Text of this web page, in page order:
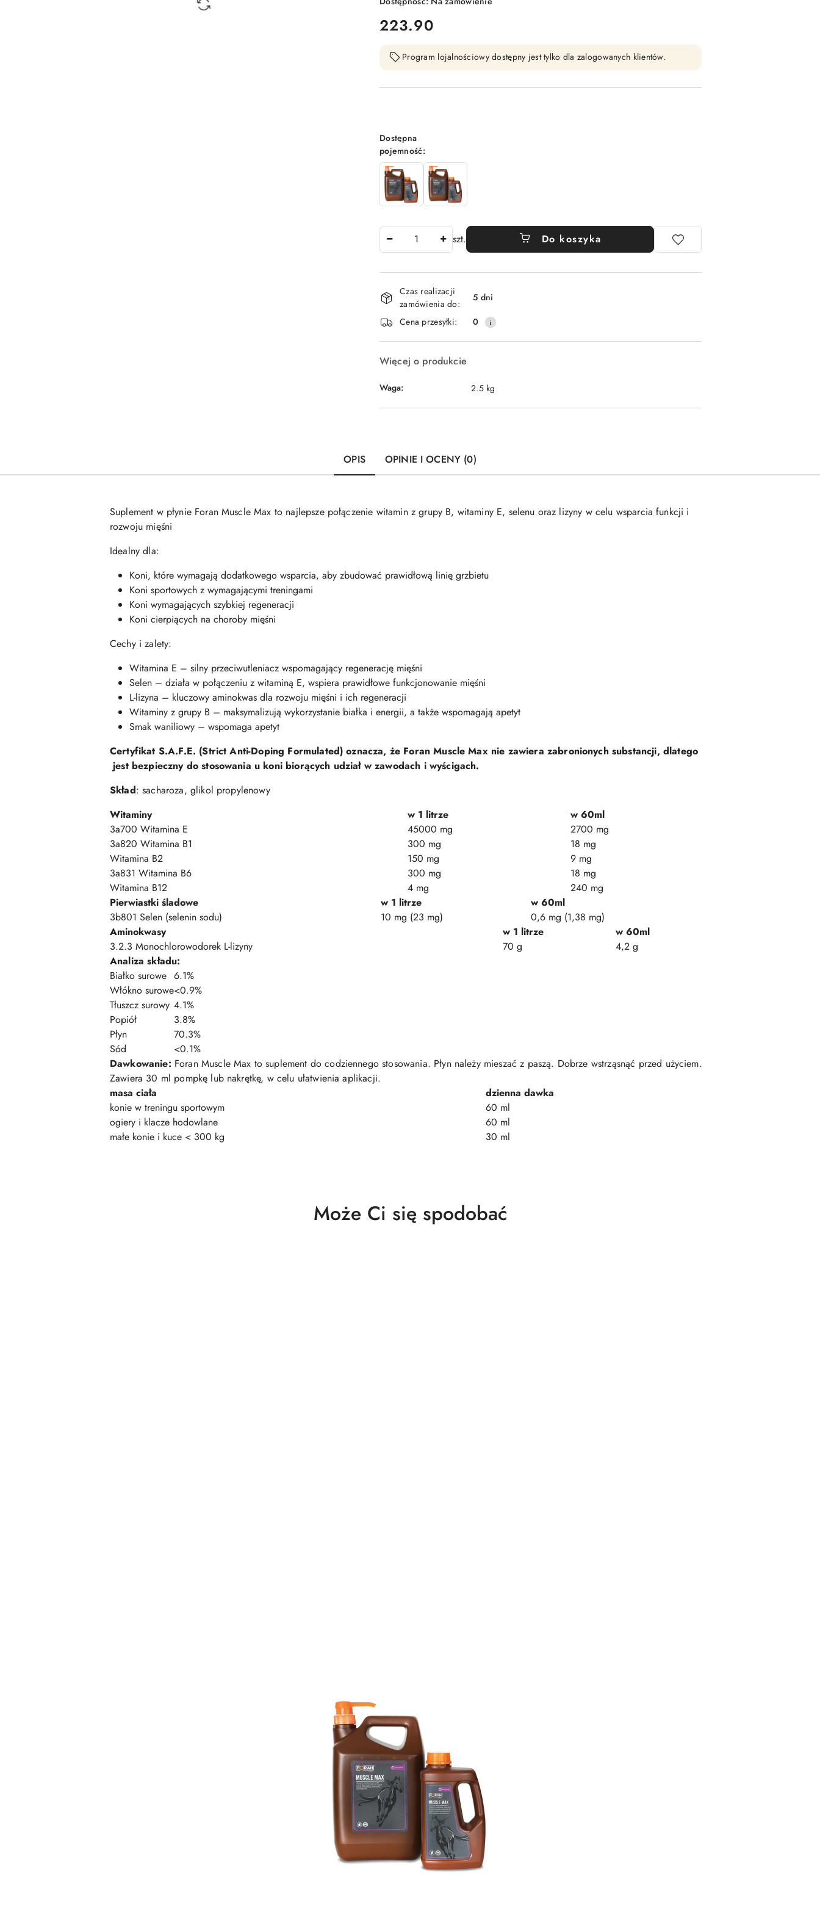
cena:
223.90
Program lojalnościowy dostępny jest tylko dla zalogowanych klientów.
Wariant
Dostępna
pojemność:
szt. Do koszyka
Dostępność
i
dostawa
Czas realizacji
zamówienia do:
5 dni
Cena przesyłki:
0
Więcej o produkcie
Waga: 2.5 kg
OPIS OPINIE I OCENY (0)
Suplement w płynie Foran Muscle Max to najlepsze połączenie witamin z grupy B, witaminy E, selenu oraz lizyny w celu wsparcia funkcji i
rozwoju mięśni
Idealny dla:
Koni, które wymagają dodatkowego wsparcia, aby zbudować prawidłową linię grzbietu
Koni sportowych z wymagającymi treningami
Koni wymagających szybkiej regeneracji
Koni cierpiących na choroby mięśni
Cechy i zalety:
Witamina E – silny przeciwutleniacz wspomagający regenerację mięśni
Selen – działa w połączeniu z witaminą E, wspiera prawidłowe funkcjonowanie mięśni
L-lizyna – kluczowy aminokwas dla rozwoju mięśni i ich regeneracji
Witaminy z grupy B – maksymalizują wykorzystanie białka i energii, a także wspomagają apetyt
Smak waniliowy – wspomaga apetyt
Certyfikat S.A.F.E. (Strict Anti-Doping Formulated) oznacza, że Foran Muscle Max nie zawiera zabronionych substancji, dlatego
jest bezpieczny do stosowania u koni biorących udział w zawodach i wyścigach.
Skład: sacharoza, glikol propylenowy
Witaminy
w 1 litrze
w 60ml
3a700 Witamina E
45000 mg
2700 mg
3a820 Witamina B1
300 mg
18 mg
Witamina B2
150 mg
9 mg
3a831 Witamina B6
300 mg
18 mg
Witamina B12
4 mg
240 mg
Pierwiastki śladowe
w 1 litrze
w 60ml
3b801 Selen (selenin sodu)
10 mg (23 mg)
0,6 mg (1,38 mg)
Aminokwasy
w 1 litrze
w 60ml
3.2.3 Monochlorowodorek L-lizyny
70 g
4,2 g
Analiza składu:
Białko surowe 6.1%
Włókno surowe<0.9%
Tłuszcz surowy 4.1%
Popiół
3.8%
Płyn
70.3%
Sód
<0.1%
Dawkowanie: Foran Muscle Max to suplement do codziennego stosowania. Płyn należy mieszać z paszą. Dobrze wstrząsnąć przed użyciem.
Zawiera 30 ml pompkę lub nakrętkę, w celu ułatwienia aplikacji.
masa ciała
dzienna dawka
konie w treningu sportowym
60 ml
ogiery i klacze hodowlane
60 ml
małe konie i kuce < 300 kg
30 ml
Produkty
Może Ci się spodobać